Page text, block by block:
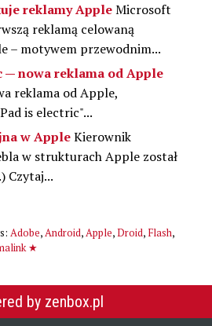
reklamy AppleMicrosoft
reklamą celowaną
– motywem przewodnim...
— nowa reklama od Apple
reklama od Apple,
is electric"...
w AppleKierownik
w strukturach Apple został
Czytaj...
Adobe,Android,Apple,Droid, Flash,
★
by zenbox.pl